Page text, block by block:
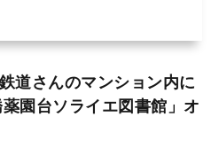
道さんのマンション内に
園台ソライエ図書館」オ